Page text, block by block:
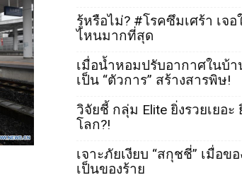
รู้หรือไม่? #โรคซึมเศร้า เจ
ไหนมากที่สุด
เมื่อน้ำหอมปรับอากาศในบ้า
เป็น “ตัวการ” สร้างสารพิษ!
วิจัยชี้ กลุ่ม Elite ยิ่งรวยเยอะ
โลก?!
เจาะภัยเงียบ “สกุชชี่” เมื่อข
เป็นของร้าย